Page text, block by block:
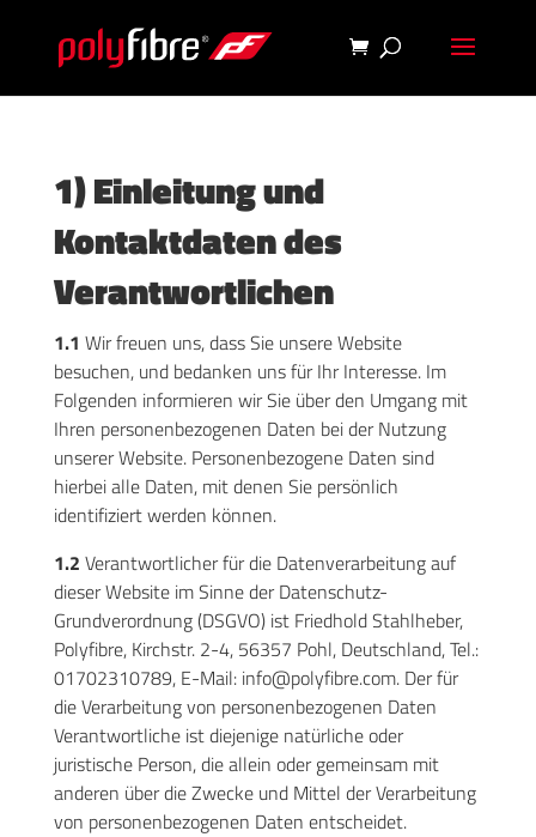
1) Einleitung und
Kontaktdaten des
Verantwortlichen
1.1 Wir freuen uns, dass Sie unsere Website
besuchen, und bedanken uns für Ihr Interesse. Im
Folgenden informieren wir Sie über den Umgang mit
Ihren personenbezogenen Daten bei der Nutzung
unserer Website. Personenbezogene Daten sind
hierbei alle Daten, mit denen Sie persönlich
identifiziert werden können.
1.2 Verantwortlicher für die Datenverarbeitung auf
dieser Website im Sinne der Datenschutz-
Grundverordnung (DSGVO) ist Friedhold Stahlheber,
Polyfibre, Kirchstr. 2-4, 56357 Pohl, Deutschland, Tel.:
01702310789, E-Mail: info@polyfibre.com. Der für
die Verarbeitung von personenbezogenen Daten
Verantwortliche ist diejenige natürliche oder
juristische Person, die allein oder gemeinsam mit
anderen über die Zwecke und Mittel der Verarbeitung
von personenbezogenen Daten entscheidet.